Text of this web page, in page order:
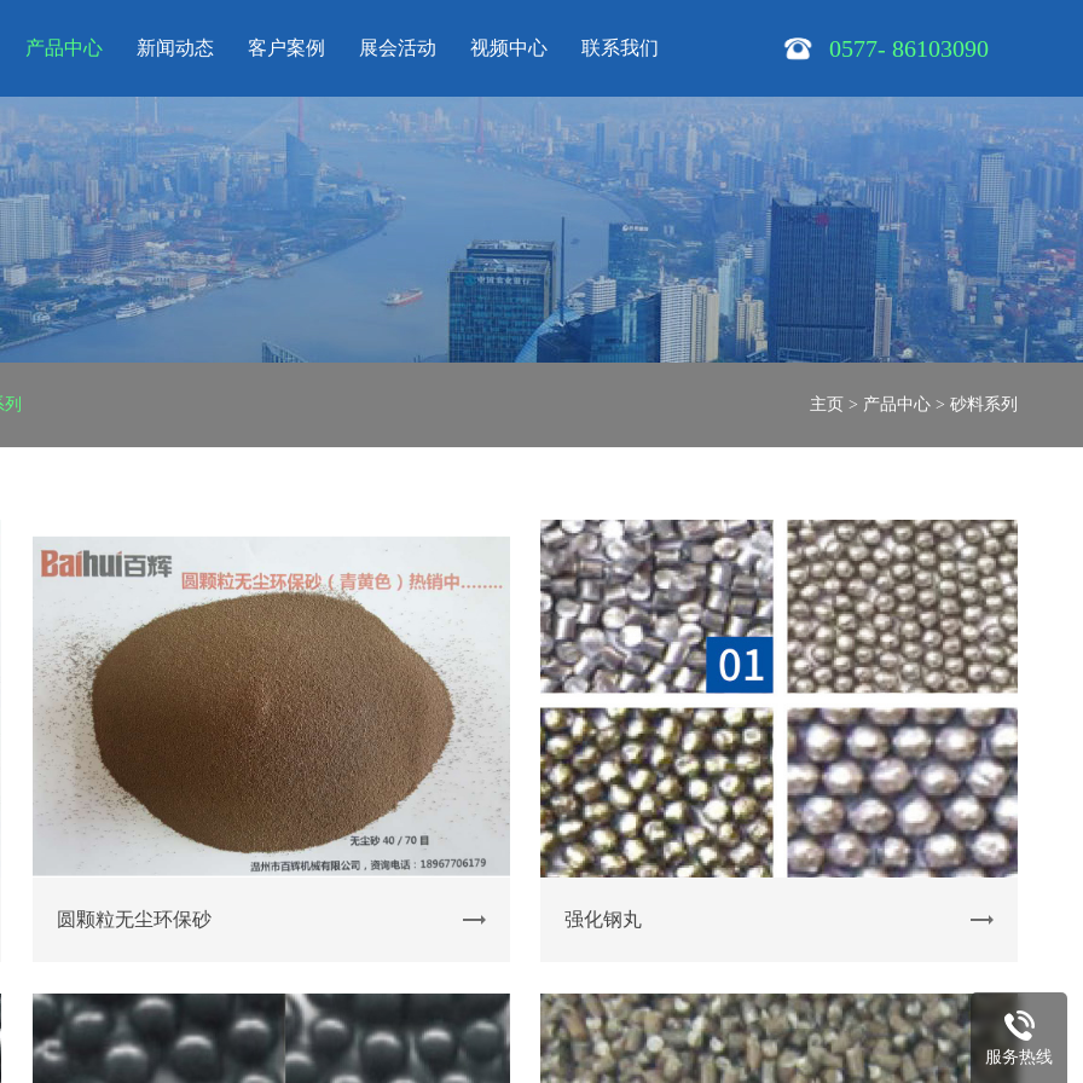
产品中心 新闻动态 客户案例 展会活动 视频中心 联系我们 0577- 86103090
主页 > 产品中心 >砂料系列
圆颗粒无尘环保砂 强化钢丸
服务热线